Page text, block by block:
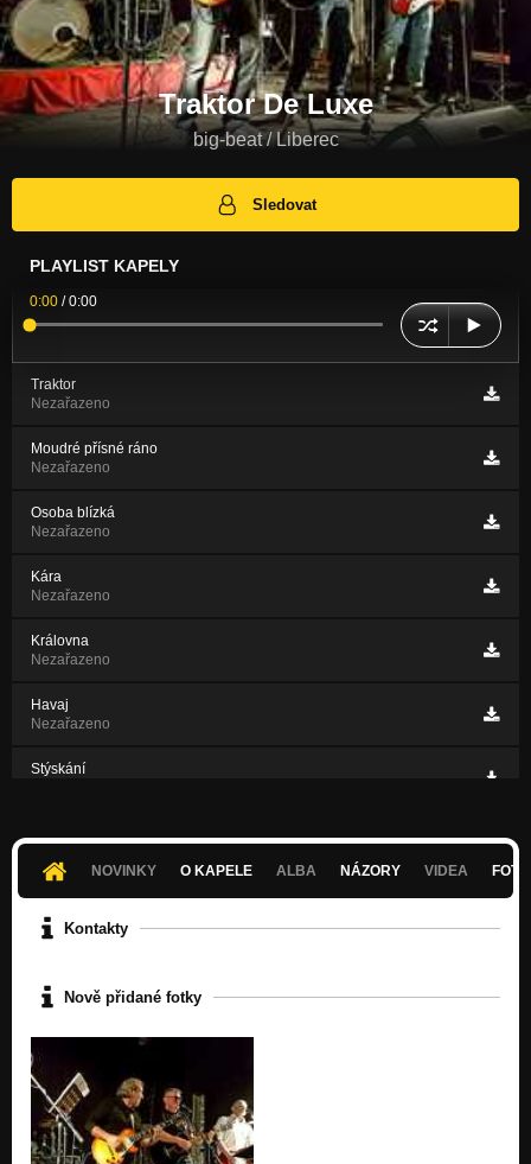
Traktor De Luxe
big-beat / Liberec
Sledovat
PLAYLIST KAPELY
0:00 /0:00
Traktor
Nezařazeno
Moudré přísné ráno
Nezařazeno
Osoba blízká
Nezařazeno
Kára
Nezařazeno
Královna
Nezařazeno
Havaj
Nezařazeno
Stýskání
Tančíš
Nezařazeno
NOVINKY O KAPELE ALBA NÁZORY VIDEA
Kontakty
Nově přidané fotky